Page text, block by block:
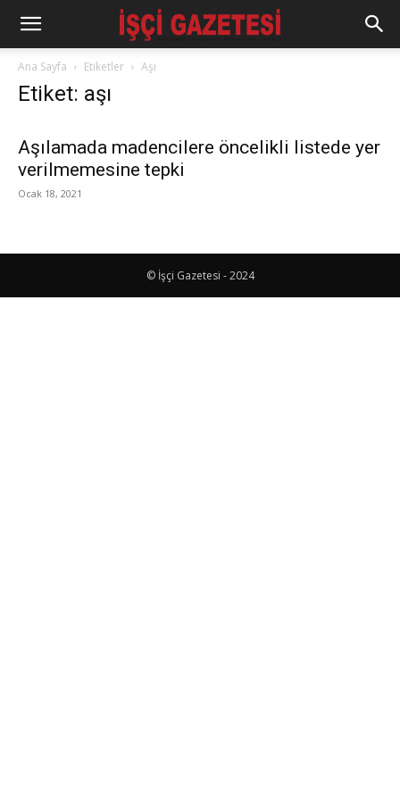
Ana Sayfa Etiketler Aşı
Etiket: aşı
Aşılamada madencilere öncelikli listede yer
verilmemesine tepki
Ocak 18, 2021
© İşçi Gazetesi - 2024